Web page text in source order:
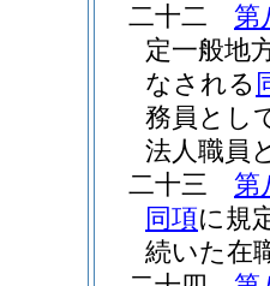
二十二
第
定一般地
なされる
務員とし
法人職員
二十三
第
同項に規
続いた在